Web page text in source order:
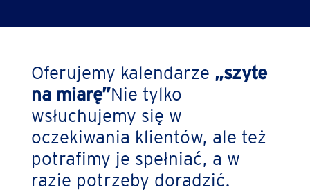
Oferujemy kalendarze „szyte
na miarę”Nie tylko
wsłuchujemy się w
oczekiwania klientów, ale też
potrafimy je spełniać, a w
razie potrzeby doradzić.